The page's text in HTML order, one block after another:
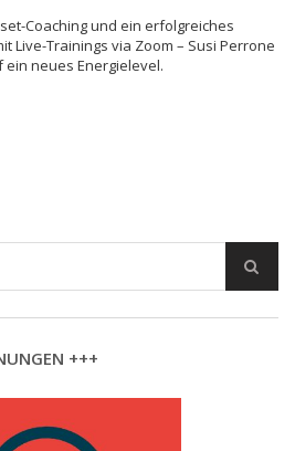
Coaching und ein erfolgreiches
Live-Trainings via Zoom – Susi Perrone
neues Energielevel.
+++